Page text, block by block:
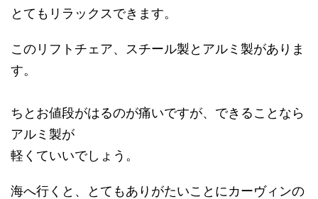
とてもリラックスできます。
このリフトチェア、スチール製とアルミ製がありま
す。
ちとお値段がはるのが痛いですが、できることなら
アルミ製が
軽くていいでしょう。
海へ行くと、とてもありがたいことにカーヴィンの